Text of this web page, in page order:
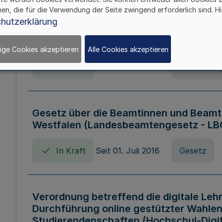
Verordnung über die
Nordrhein-Westfalen
Gesetz über die Beamtinnen und
Westfalen (Landesbeamtengesetz -
In Kraft Seit 01. Juli 2016 Gesetz
Verordnung betreffend die digitale
Durchführung online gestützter
die für die Verwendung der Seite zwingend erforderlich sind.
Cookies akzeptieren Alle Cookies akzeptieren